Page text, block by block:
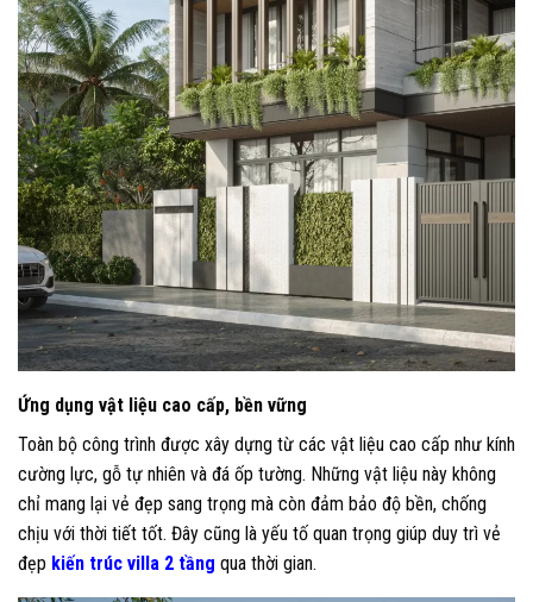
Ứng dụng vật liệu cao cấp, bền vững
Toàn bộ công trình được xây dựng từ các vật liệu cao cấp như kính
cường lực, gỗ tự nhiên và đá ốp tường. Những vật liệu này không
chỉ mang lại vẻ đẹp sang trọng mà còn đảm bảo độ bền, chống
chịu với thời tiết tốt. Đây cũng là yếu tố quan trọng giúp duy trì vẻ
đẹp kiến trúc villa 2 tầng qua thời gian.